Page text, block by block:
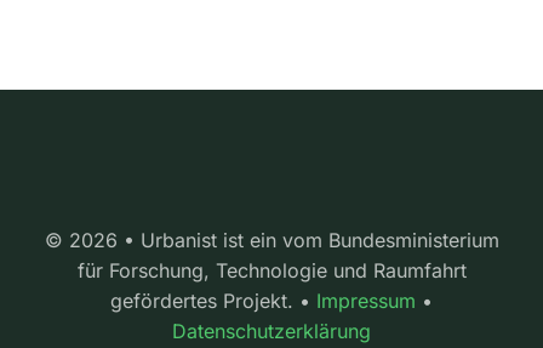
© 2026 • Urbanist ist ein vom Bundesministerium
für Forschung, Technologie und Raumfahrt
gefördertes Projekt. • Impressum •
Datenschutzerklärung